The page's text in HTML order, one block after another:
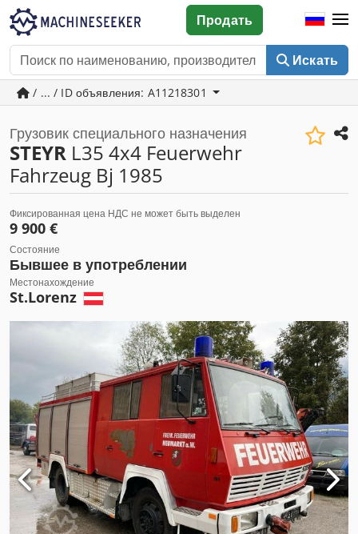
Искать
Продать
/ ... / ID объявления: A11218301
Грузовик специального назначения
STEYR L35 4x4 Feuerwehr
Fahrzeug Bj 1985
Фиксированная цена НДС не может быть выделен
9 900 €
Состояние
Бывшее в употреблении
Местонахождение
St.Lorenz